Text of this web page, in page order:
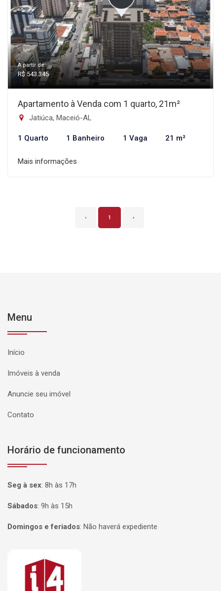
A partir de:
R$ 543.345
Apartamento à Venda com 1 quarto, 21m²
Jatiúca, Maceió-AL
1 Quarto 1 Banheiro 1 Vaga 21 m²
Mais informações
‹ 1 ›
Menu
Início
Imóveis à venda
Anuncie seu imóvel
Contato
Horário de funcionamento
Seg à sex: 8h às 17h
Sábados: 9h às 15h
Domingos e feriados: Não haverá expediente
Página inicial